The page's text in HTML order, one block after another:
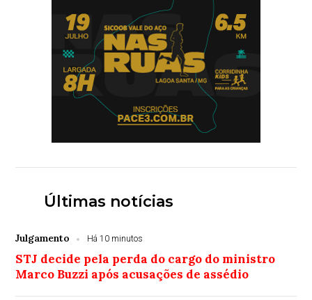
Últimas notícias
Julgamento Há 10 minutos
STJ decide pela perda do cargo do ministro
Marco Buzzi após acusações de assédio